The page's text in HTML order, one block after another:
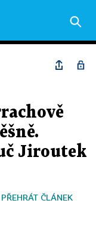
Jiroutek
PŘEHRÁT ČLÁNEK